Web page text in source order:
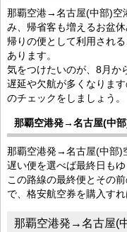
那覇空港→名古屋(中部)空
み、帰省客も増えるお盆
帰りの便として利用され
あります。
気をつけたいのが、8月か
遅延や欠航が多くなりま
のチェックをしましょう。
那覇空港発→名古屋(中部
那覇空港発→名古屋(中部)
遅い便を選べば最終日も
この路線の最終便とその
で、格安航空券を購入す
那覇空港発→名古屋(